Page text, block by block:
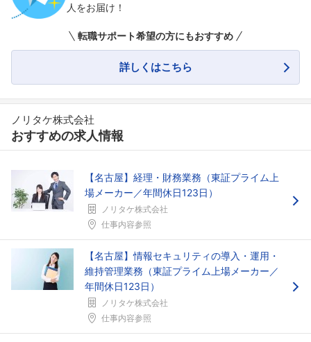
人をお届け！
転職サポート希望の方にもおすすめ
詳しくはこちら
ノリタケ株式会社
おすすめの求人情報
【名古屋】経理・財務業務（東証プライム上
場メーカー／年間休日123日）
ノリタケ株式会社
仕事内容参照
【名古屋】情報セキュリティの導入・運用・
維持管理業務（東証プライム上場メーカー／
年間休日123日）
ノリタケ株式会社
仕事内容参照